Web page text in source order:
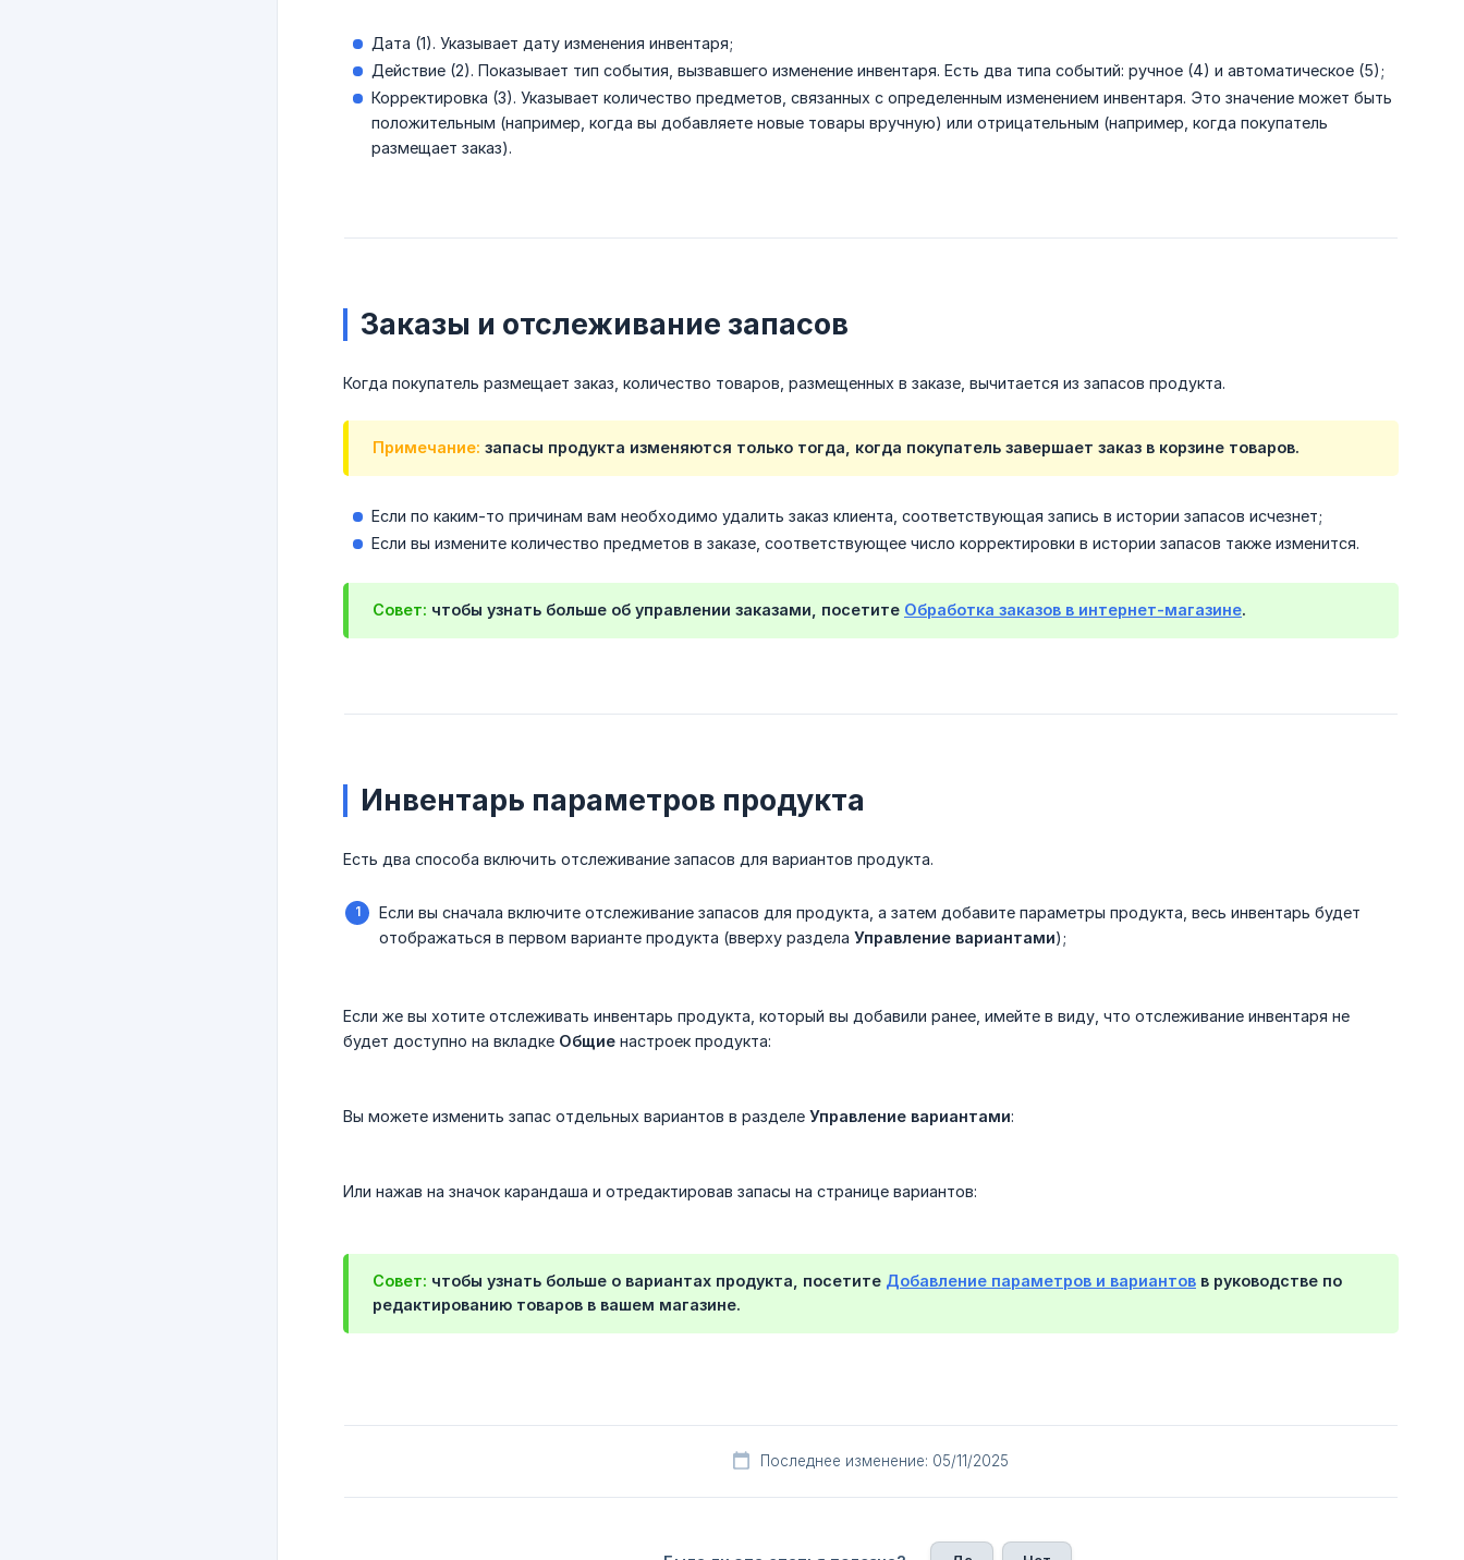
Дата (1). Указывает дату изменения инвентаря;
Действие (2). Показывает тип события, вызвавшего изменение инвентаря. Есть два типа событий: ручное (4) и автоматическое (5);
Корректировка (3). Указывает количество предметов, связанных с определенным изменением инвентаря. Это значение может быть
положительным (например, когда вы добавляете новые товары вручную) или отрицательным (например, когда покупатель
размещает заказ).
Заказы и отслеживание запасов
Когда покупатель размещает заказ, количество товаров, размещенных в заказе, вычитается из запасов продукта.
Примечание: запасы продукта изменяются только тогда, когда покупатель завершает заказ в корзине товаров.
Если по каким-то причинам вам необходимо удалить заказ клиента, соответствующая запись в истории запасов исчезнет;
Если вы измените количество предметов в заказе, соответствующее число корректировки в истории запасов также изменится.
Совет: чтобы узнать больше об управлении заказами, посетите Обработка заказов в интернет-магазине.
Инвентарь параметров продукта
Есть два способа включить отслеживание запасов для вариантов продукта.
Если вы сначала включите отслеживание запасов для продукта, а затем добавите параметры продукта, весь инвентарь будет
отображаться в первом варианте продукта (вверху раздела Управление вариантами);
Если же вы хотите отслеживать инвентарь продукта, который вы добавили ранее, имейте в виду, что отслеживание инвентаря не
будет доступно на вкладке Общие настроек продукта:
Вы можете изменить запас отдельных вариантов в разделе Управление вариантами:
Или нажав на значок карандаша и отредактировав запасы на странице вариантов:
Совет: чтобы узнать больше о вариантах продукта, посетите Добавление параметров и вариантов в руководстве по
редактированию товаров в вашем магазине.
Последнее изменение: 05/11/2025